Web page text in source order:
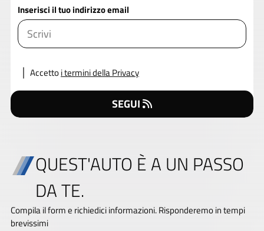
Inserisci il tuo indirizzo email
Accettoi termini della Privacy
SEGUI
QUEST'AUTO È A UN PASSO
DA TE.
Compila il form e richiedici informazioni. Risponderemo in tempi
brevissimi